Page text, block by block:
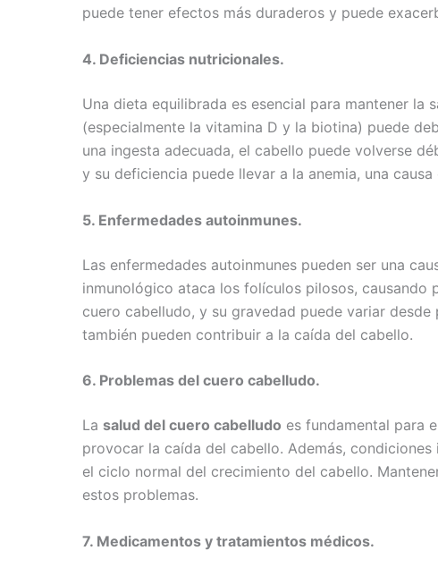
puede tener efectos más duraderos y puede
4. Deficiencias nutricionales.
Una dieta equilibrada es esencial para mantener
(especialmente la vitamina D y la biotina) puede
una ingesta adecuada, el cabello puede volverse
y su deficiencia puede llevar a la anemia, una
5. Enfermedades autoinmunes.
Las enfermedades autoinmunes pueden ser una
inmunológico ataca los folículos pilosos, causando
cuero cabelludo, y su gravedad puede variar
también pueden contribuir a la caída del cabello.
6. Problemas del cuero cabelludo.
La salud del cuero cabelludo es fundamental para
provocar la caída del cabello. Además,
el ciclo normal del crecimiento del cabello.
estos problemas.
7. Medicamentos y tratamientos médicos.